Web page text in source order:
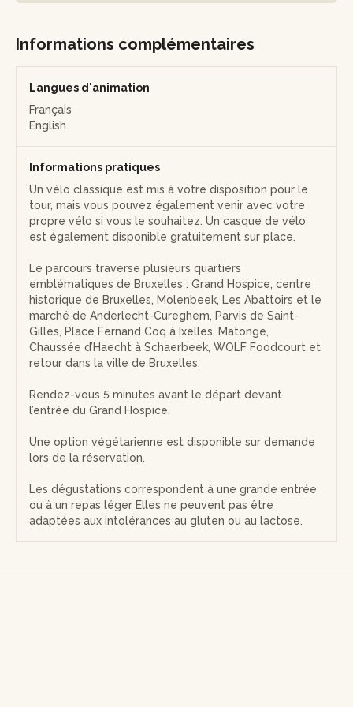
•Découverte des bonnes adresses bruxelloises :
concernant de petits restaurants et des food courts à
découvrir après la visite.
Au terme de la visite, repartez avec un nouveau regard sur
venues des quatre coins du monde.
Informations complémentaires
Langues d'animation
Français
English
Informations pratiques
Un vélo classique est mis à votre disposition pour le
tour, mais vous pouvez également venir avec votre
propre vélo si vous le souhaitez. Un casque de vélo
est également disponible gratuitement sur place.
Le parcours traverse plusieurs quartiers
emblématiques de Bruxelles : Grand Hospice, centre
historique de Bruxelles, Molenbeek, Les Abattoirs et le
marché de Anderlecht-Cureghem, Parvis de Saint-
Gilles, Place Fernand Coq à Ixelles, Matonge,
Chaussée d’Haecht à Schaerbeek, WOLF Foodcourt et
retour dans la ville de Bruxelles.
Rendez-vous 5 minutes avant le départ devant
l’entrée du Grand Hospice.
Une option végétarienne est disponible sur demande
lors de la réservation.
Les dégustations correspondent à une grande entrée
ou à un repas léger Elles ne peuvent pas être
adaptées aux intolérances au gluten ou au lactose.